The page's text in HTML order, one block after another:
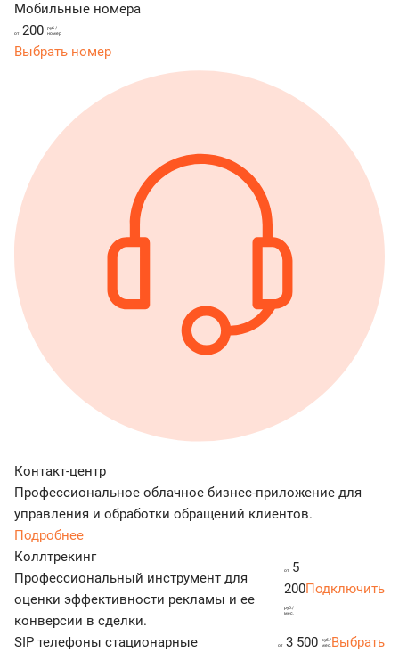
Мобильные номера
от200
руб./
номер
Выбрать номер
Контакт-центр
Профессиональное облачное бизнес-приложение для
управления и обработки обращений клиентов.
Подробнее
Коллтрекинг
Профессиональный инструмент для
оценки эффективности рекламы и ее
конверсии в сделки.
от5
200
руб./
мес.
Подключить
SIP телефоны стационарные от3 500
руб./
мес. Выбрать